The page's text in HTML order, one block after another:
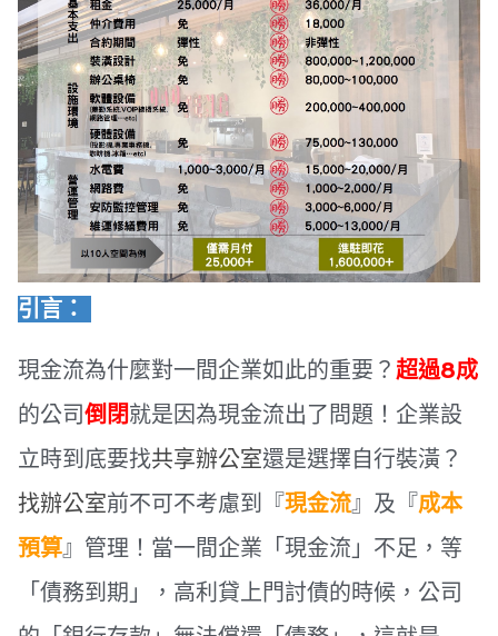
引言：
現金流為什麼對一間企業如此的重要？ 超過8成
的公司倒閉就是因為現金流出了問題！企業設
立時到底要找共享辦公室還是選擇自行裝潢？
找辦公室前不可不考慮到『現金流』及『成本
預算』管理！當一間企業「現金流」不足，等
「債務到期」，高利貸上門討債的時候，公司